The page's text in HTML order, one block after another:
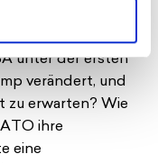
wie Sicherheit,
unter der ersten
verändert, und
zu erwarten? Wie
ihre
eine